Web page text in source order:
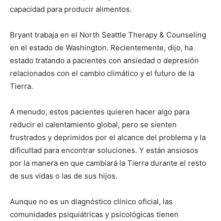
capacidad para producir alimentos.
Bryant trabaja en el North Seattle Therapy & Counseling
en el estado de Washington. Recientemente, dijo, ha
estado tratando a pacientes con ansiedad o depresión
relacionados con el cambio climático y el futuro de la
Tierra.
A menudo, estos pacientes quieren hacer algo para
reducir el calentamiento global, pero se sienten
frustrados y deprimidos por el alcance del problema y la
dificultad para encontrar soluciones. Y están ansiosos
por la manera en que cambiará la Tierra durante el resto
de sus vidas o las de sus hijos.
Aunque no es un diagnóstico clínico oficial, las
comunidades psiquiátricas y psicológicas tienen